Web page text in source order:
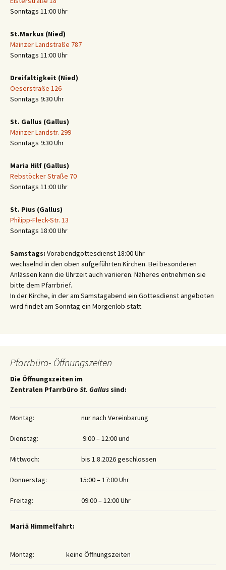
Sonntags 11:00 Uhr
St.Markus (Nied)
Mainzer Landstraße 787
Sonntags 11:00 Uhr
Dreifaltigkeit (Nied)
Oeserstraße 126
Sonntags 9:30 Uhr
St. Gallus (Gallus)
Mainzer Landstr. 299
Sonntags 9:30 Uhr
Maria Hilf (Gallus)
Rebstöcker Straße 70
Sonntags 11:00 Uhr
St. Pius (Gallus)
Philipp-Fleck-Str. 13
Sonntags 18:00 Uhr
Samstags: Vorabendgottesdienst 18:00 Uhr
wechselnd in den oben aufgeführten Kirchen. Bei besonderen
Anlässen kann die Uhrzeit auch variieren. Näheres entnehmen sie
bitte dem Pfarrbrief.
In der Kirche, in der am Samstagabend ein Gottesdienst angeboten
wird findet am Sonntag ein Morgenlob statt.
Pfarrbüro- Öffnungszeiten
Die Öffnungszeiten im
Zentralen Pfarrbüro St. Gallus sind:
Montag: nur nach Vereinbarung
Dienstag: 9:00 – 12:00 und
Mittwoch: bis 1.8.2026 geschlossen
Donnerstag: 15:00 – 17:00 Uhr
Freitag: 09:00 – 12:00 Uhr
Mariä Himmelfahrt:
Montag: keine Öffnungszeiten